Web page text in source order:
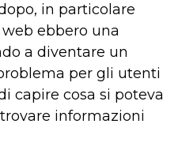
in particolare
ebbero una
a diventare un
per gli utenti
capire cosa si poteva
informazioni